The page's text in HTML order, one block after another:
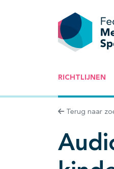
RICHTLIJNEN
Terug naar